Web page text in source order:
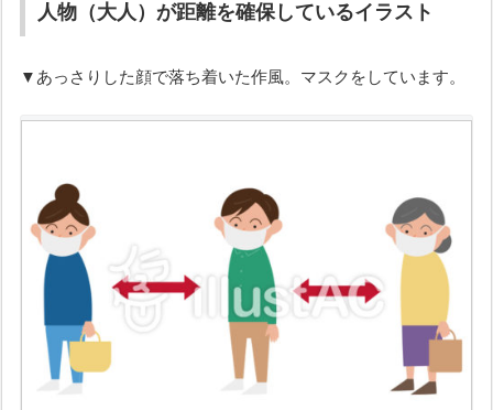
人物（大人）が距離を確保しているイラスト
▼あっさりした顔で落ち着いた作風。マスクをしています。